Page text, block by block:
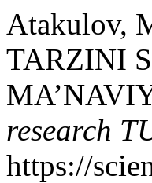
Atakulov,
TARZINI
research
https://